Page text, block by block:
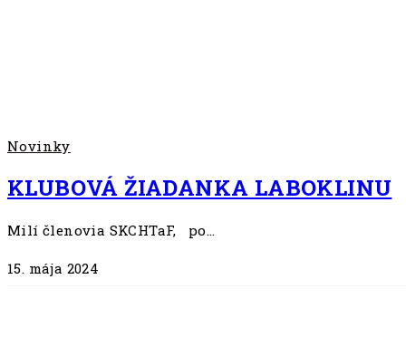
Novinky
KLUBOVÁ ŽIADANKA LABOKLINU
Milí členovia SKCHTaF, po…
15. mája 2024